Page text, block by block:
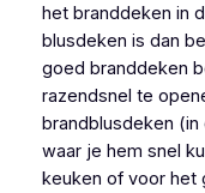
het branddeken in
blusdeken is dan
goed branddeken
razendsnel te
brandblusdeken
waar je hem snel
keuken of voor het